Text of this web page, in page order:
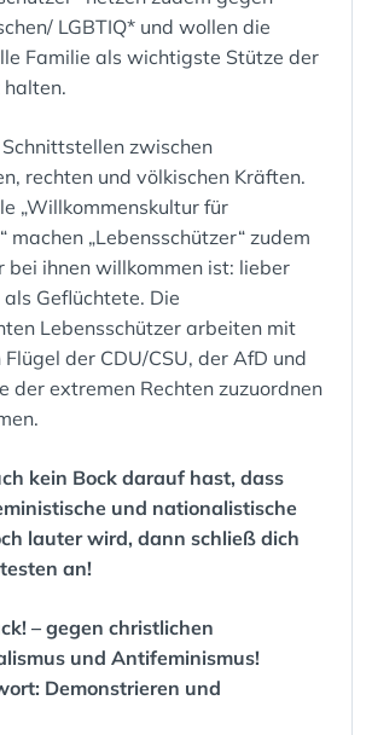
LGBTIQ* und wollen die
Familie als wichtigste Stütze der
halten.
zwischen
rechten und völkischen Kräften.
„Willkommenskultur für
machen „Lebensschützer“ zudem
bei ihnen willkommen ist: lieber
Geflüchtete. Die
Lebensschützer arbeiten mit
der CDU/CSU, der AfD und
der extremen Rechten zuzuordnen
kein Bock darauf hast, dass
und nationalistische
lauter wird, dann schließ dich
an!
– gegen christlichen
und Antifeminismus!
Demonstrieren und